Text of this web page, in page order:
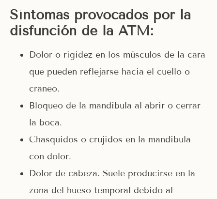
Síntomas provocados por la
disfunción de la ATM:
Dolor o rigidez en los músculos de la cara
que pueden reflejarse hacia el cuello o
craneo.
Bloqueo de la mandíbula al abrir o cerrar
la boca.
Chasquidos o crujidos en la mandíbula
con dolor.
Dolor de cabeza. Suele producirse en la
zona del hueso temporal debido al